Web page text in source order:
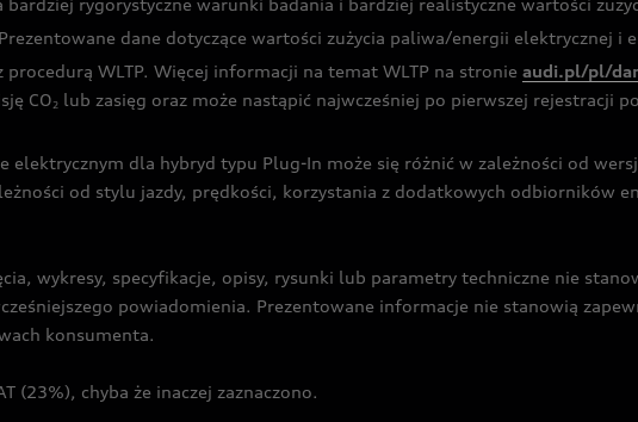
rygorystyczne warunki badania i bardziej realistyczne wartości
dane dotyczące wartości zużycia paliwa/energii elektrycznej i
WLTP. Więcej informacji na temat WLTP na stronie audi.pl/pl/
CO2 lub zasięg oraz może nastąpić najwcześniej po pierwszej rejestracji
dla hybryd typu Plug-In może się różnić w zależności od
od stylu jazdy, prędkości, korzystania z dodatkowych odbiorników
wykresy, specyfikacje, opisy, rysunki lub parametry techniczne nie
powiadomienia. Prezentowane informacje nie stanowią
konsumenta.
(23%), chyba że inaczej zaznaczono.